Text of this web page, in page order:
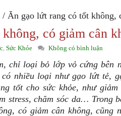
/ Ăn gạo lứt rang có tốt không,
có giảm cân
, Sức Khỏe Không có bình luận
chỉ loại bỏ lớp vỏ cứng bên
nhiều loại như gạo lứt tẻ,
tốt cho sức khỏe, như
stress, chăm sóc da… Trong
có giảm cân không,